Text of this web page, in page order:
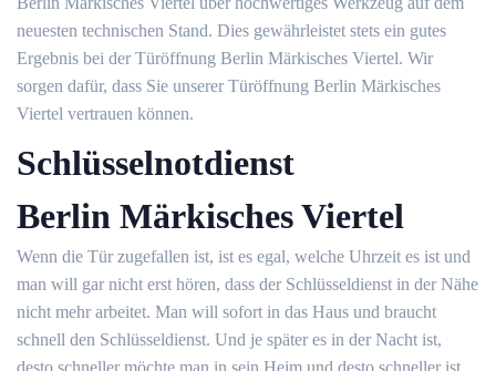
neuesten technischen Stand. Dies gewährleistet stets ein gutes
Ergebnis bei der Türöffnung Berlin Märkisches Viertel. Wir
sorgen dafür, dass Sie unserer Türöffnung Berlin Märkisches
Viertel vertrauen können.
Schlüsselnotdienst
Berlin Märkisches Viertel
Wenn die Tür zugefallen ist, ist es egal, welche Uhrzeit es ist und
man will gar nicht erst hören, dass der Schlüsseldienst in der Nähe
nicht mehr arbeitet. Man will sofort in das Haus und braucht
schnell den Schlüsseldienst. Und je später es in der Nacht ist,
desto schneller möchte man in sein Heim und desto schneller ist